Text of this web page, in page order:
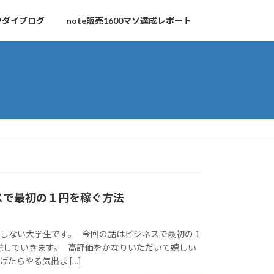
ダイブログ note販売1600マソ達成レポート
最初の１円を稼ぐ方法
ない大学生です。 今回の話はビジネスで最初の１
していきます。 高評価をかなりいただいて嬉しい
たらやる気出ま […]